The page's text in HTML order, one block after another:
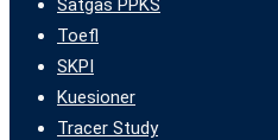
Toefl
SKPI
Kuesioner
Tracer Study